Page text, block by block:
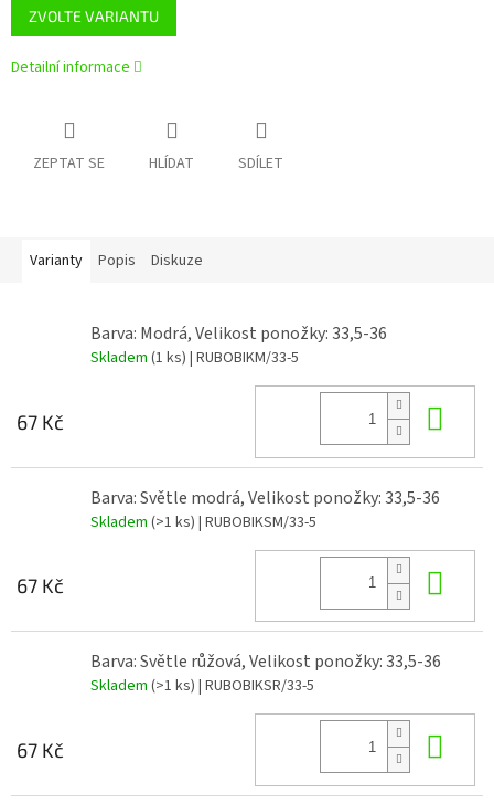
ZVOLTE VARIANTU
Detailní informace
ZEPTAT SE HLÍDAT SDÍLET
Varianty Popis Diskuze
Barva: Modrá, Velikost ponožky: 33,5-36
Skladem (1 ks) | RUBOBIKM/33-5
67 Kč
Barva: Světle modrá, Velikost ponožky: 33,5-36
Skladem (>1 ks) | RUBOBIKSM/33-5
67 Kč
Barva: Světle růžová, Velikost ponožky: 33,5-36
Skladem (>1 ks) | RUBOBIKSR/33-5
67 Kč